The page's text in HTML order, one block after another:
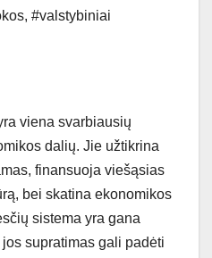
, #valstybiniai
viena svarbiausių
dalių. Jie užtikrina
finansuoja viešąsias
bei skatina ekonomikos
sistema yra gana
supratimas gali padėti